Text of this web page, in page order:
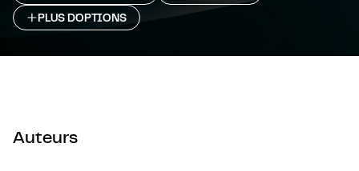
PLUS D`OPTIONS
Auteurs